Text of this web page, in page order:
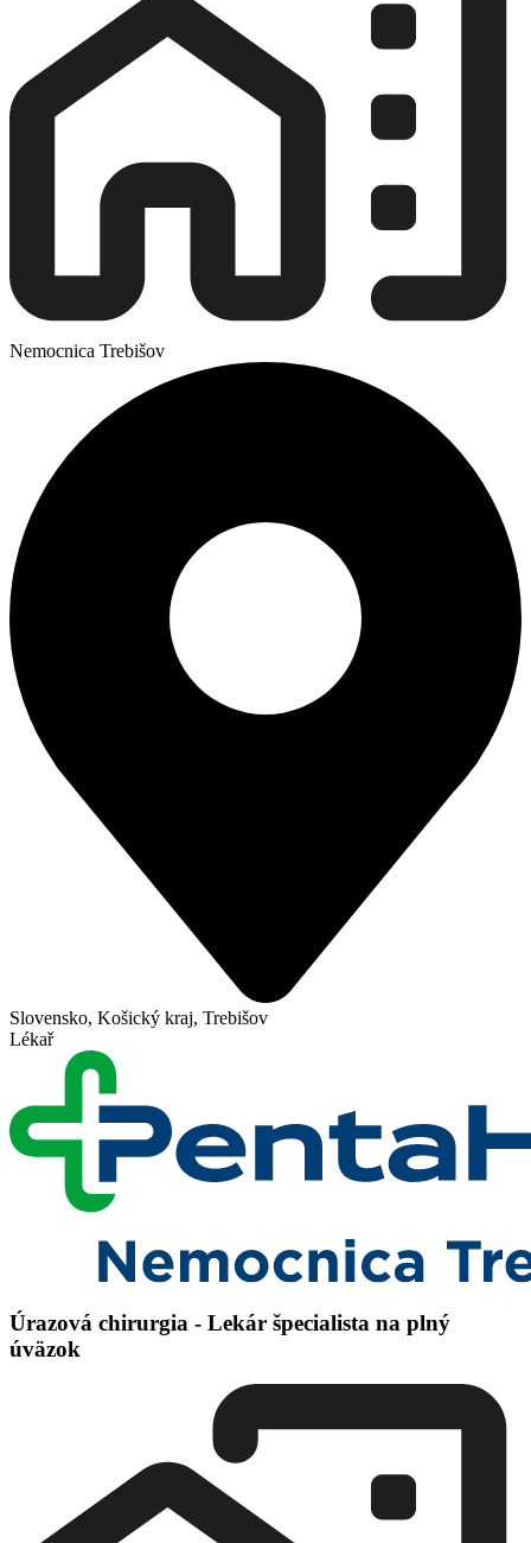
Nemocnica Trebišov
Slovensko, Košický kraj, Trebišov
Lékař
Úrazová chirurgia - Lekár špecialista na plný
úväzok